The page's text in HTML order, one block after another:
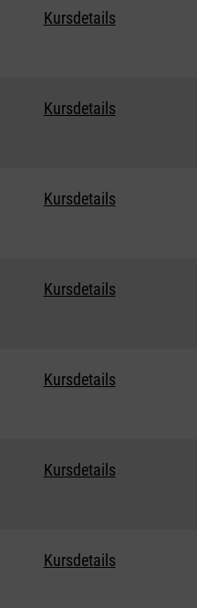
Kursdetails
Kursdetails
Kursdetails
Kursdetails
Kursdetails
Kursdetails
Kursdetails